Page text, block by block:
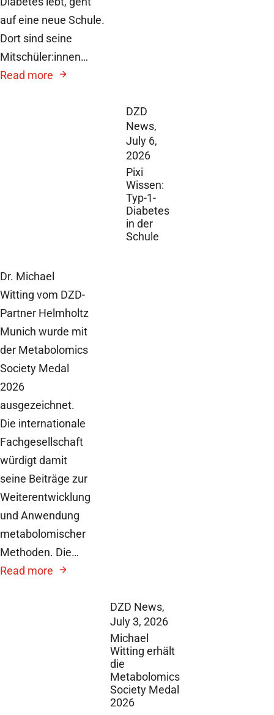
DZD
News,
July 6,
2026
Pixi
Wissen:
Typ-1-
Diabetes
in der
Schule
auf eine neue Schule.
Dort sind seine
Mitschüler:innen…
Read more
DZD News,
July 3, 2026
Michael
Witting erhält
die
Metabolomics
Society Medal
2026
Dr. Michael
Witting vom DZD-
Partner Helmholtz
Munich wurde mit
der Metabolomics
Society Medal
2026
ausgezeichnet.
Die internationale
Fachgesellschaft
würdigt damit
seine Beiträge zur
Weiterentwicklung
und Anwendung
metabolomischer
Methoden. Die…
Read more